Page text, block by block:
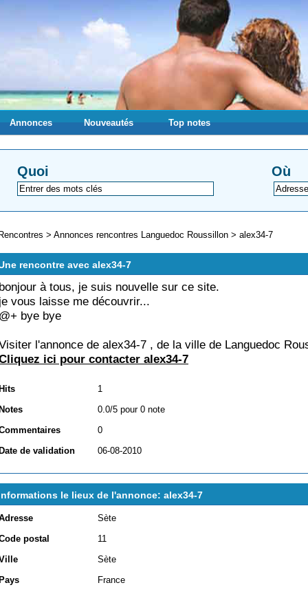
Annonces Nouveautés Top notes
Quoi Où
> Annonces rencontres Languedoc Roussillon > alex34-7
rencontre avec alex34-7
à tous, je suis nouvelle sur ce site.
vous laisse me découvrir...
bye bye
l'annonce de alex34-7 , de la ville de Languedoc
ici pour contacter alex34-7
1
0.0/5 pour 0 note
0
de validation
06-08-2010
le lieux de l'annonce: alex34-7
Sète
postal
11
Sète
France